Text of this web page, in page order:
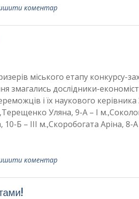
коментар
міського етапу конкурсу-
змагались дослідники-
і їх наукового
Уляна, 9-А – І
10-Б – ІІІ м.,Скоробогата Аріна, 8-
коментар